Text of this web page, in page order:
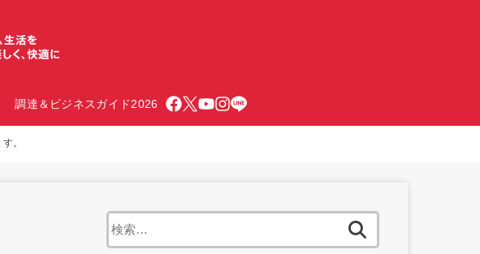
調達＆ビジネスガイド2026
。